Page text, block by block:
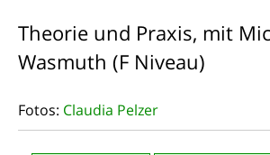
Theorie und Praxis, mit
Wasmuth (F Niveau)
Fotos: Claudia Pelzer